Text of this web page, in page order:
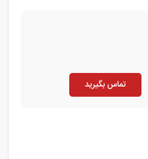
تماس بگیرید